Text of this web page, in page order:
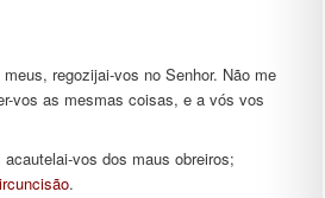
meus, regozijai-vos no Senhor. Não me
vos as mesmas coisas, e a vós vos
vos dos maus obreiros;
.